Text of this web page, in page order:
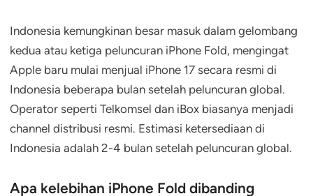
Indonesia kemungkinan besar masuk dalam gelombang
kedua atau ketiga peluncuran iPhone Fold, mengingat
Apple baru mulai menjual iPhone 17 secara resmi di
Indonesia beberapa bulan setelah peluncuran global.
Operator seperti Telkomsel dan iBox biasanya menjadi
channel distribusi resmi. Estimasi ketersediaan di
Indonesia adalah 2-4 bulan setelah peluncuran global.
Apa kelebihan iPhone Fold dibanding